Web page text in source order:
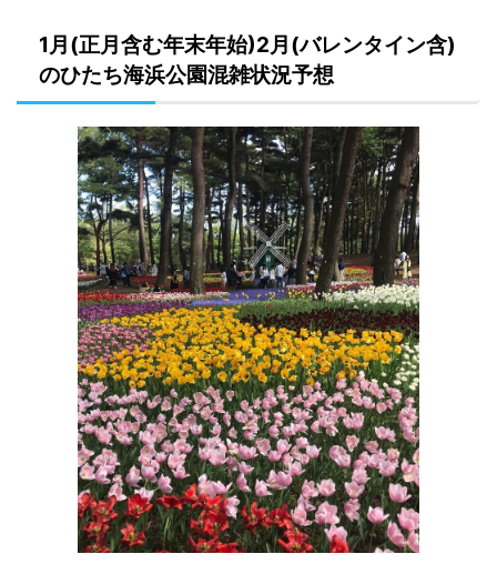
1月(正月含む年末年始)2月(バレンタイン含)
のひたち海浜公園混雑状況予想